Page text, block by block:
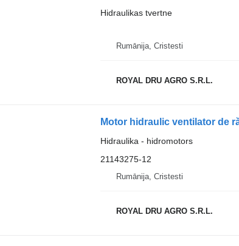
Hidraulikas tvertne
Rumānija, Cristesti
ROYAL DRU AGRO S.R.L.
Hidraulika - hidromotors
21143275-12
Rumānija, Cristesti
ROYAL DRU AGRO S.R.L.